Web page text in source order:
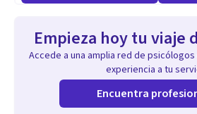
Empieza hoy tu viaje
Accede a una amplia red de
experiencia a tu
Encuentra